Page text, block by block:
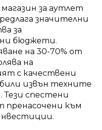
за аутлет
значителни
за
бюджети.
на 30-70% от
на
с качествени
извън техните
спестени
пренасочени към